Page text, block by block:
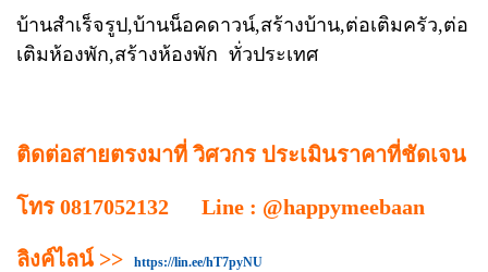
บ้านสำเร็จรูป,บ้านน็อคดาวน์,สร้างบ้าน,ต่อเติมครัว,ต่อ
เติมห้องพัก,สร้างห้องพัก ทั่วประเทศ
ติดต่อสายตรงมาที่ วิศวกร ประเมินราคาที่ชัดเจน
โทร 0817052132 Line : @happymeebaan
ลิงค์ไลน์ >> https://lin.ee/hT7pyNU